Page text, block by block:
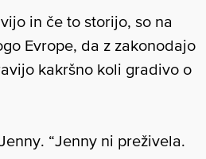
in če to storijo, so na
Evrope, da z zakonodajo
kakršno koli gradivo o
“Jenny ni preživela.